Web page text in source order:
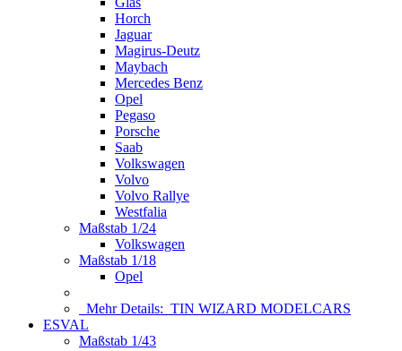
Horch
Jaguar
Magirus-Deutz
Maybach
Mercedes Benz
Opel
Pegaso
Porsche
Saab
Volkswagen
Volvo
Volvo Rallye
Westfalia
Maßstab 1/24
Volkswagen
Maßstab 1/18
Opel
Mehr Details: TIN WIZARD MODELCARS
ESVAL
Maßstab 1/43